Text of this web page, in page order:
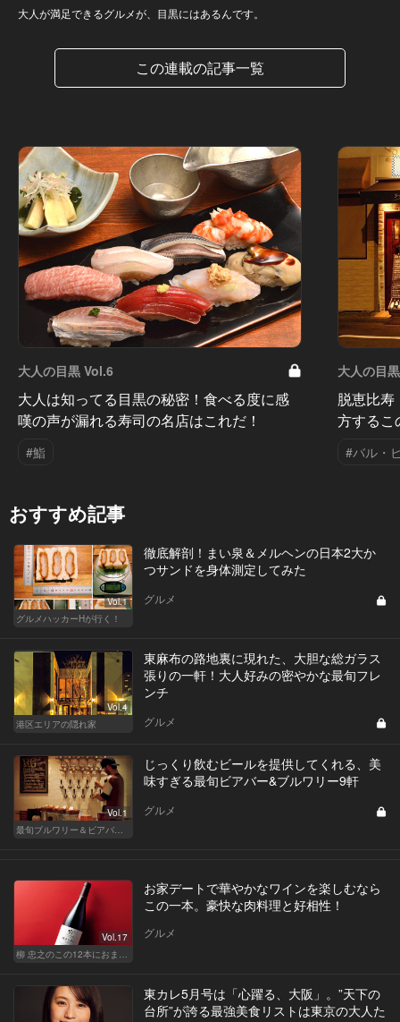
大人が満足できるグルメが、目黒にはあるんです。
この連載の記事一覧
大人の目黒 Vol.6
大人は知ってる目黒の秘密！食べる度に感
嘆の声が漏れる寿司の名店はこれだ！
#鮨
大人の目
脱恵比
方するこ
#バル・
おすすめ記事
Vol.1
グルメハッカーHが行く！
徹底解剖！まい泉＆メルヘンの日本2大か
つサンドを身体測定してみた
グルメ
Vol.4
港区エリアの隠れ家
東麻布の路地裏に現れた、大胆な総ガラス
張りの一軒！大人好みの密やかな最旬フレ
ンチ
グルメ
Vol.1
最旬ブルワリー＆ビアバーはここだ！
じっくり飲むビールを提供してくれる、美
味すぎる最旬ビアバー&ブルワリー9軒
グルメ
Vol.17
柳 忠之のこの12本におまかせ
お家デートで華やかなワインを楽しむなら
この一本。豪快な肉料理と好相性！
グルメ
東カレ5月号は「心躍る、大阪」。”天下の
台所”が誇る最強美食リストは東京の大人た